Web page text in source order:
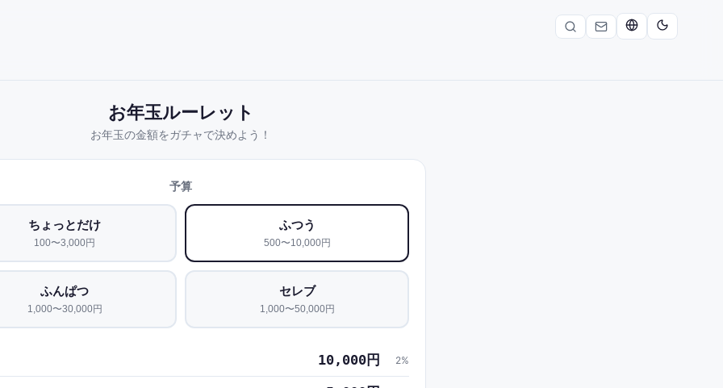
お年玉ルーレット
お年玉の金額をガチャで決めよう！
予算
ちょっとだけ
100〜3,000円
ふつう
500〜10,000円
ふんぱつ
1,000〜30,000円
セレブ
1,000〜50,000円
10,000円 2%